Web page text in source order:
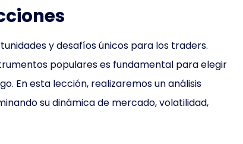
y desafíos únicos para los traders.
populares es fundamental para elegir
En esta lección, realizaremos un análisis
su dinámica de mercado, volatilidad,